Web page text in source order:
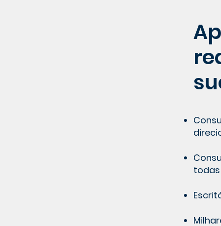
todas